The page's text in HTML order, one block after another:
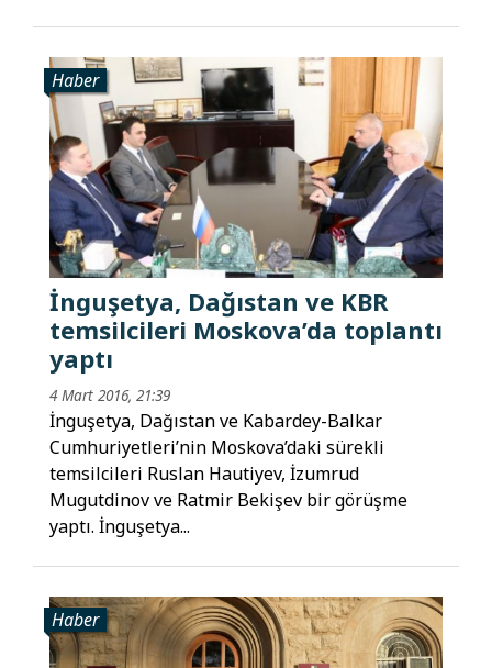
Haber
İnguşetya, Dağıstan ve KBR
temsilcileri Moskova’da toplantı
yaptı
4 Mart 2016, 21:39
İnguşetya, Dağıstan ve Kabardey-Balkar
Cumhuriyetleri’nin Moskova’daki sürekli
temsilcileri Ruslan Hautiyev, İzumrud
Mugutdinov ve Ratmir Bekişev bir görüşme
yaptı. İnguşetya...
Haber